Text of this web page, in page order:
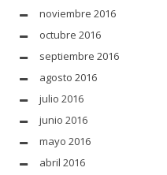
noviembre 2016
octubre 2016
septiembre 2016
agosto 2016
julio 2016
junio 2016
mayo 2016
abril 2016